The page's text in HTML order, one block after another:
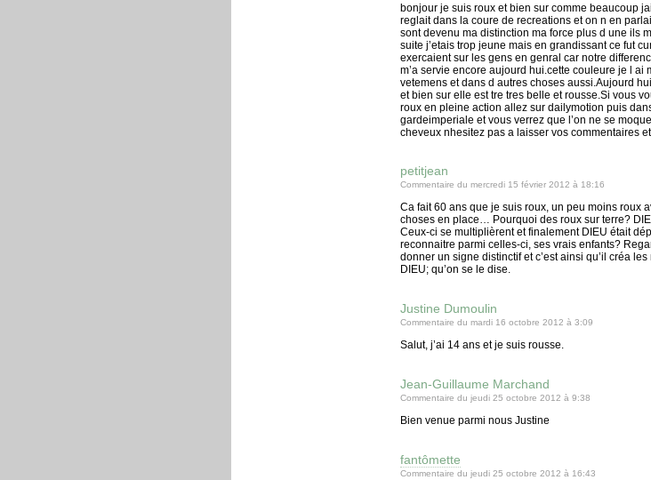
bonjour je suis roux et bien sur comme beaucoup
reglait dans la coure de recreations et on n en
sont devenu ma distinction ma force plus d une ils
suite j’etais trop jeune mais en grandissant ce fut
exercaient sur les gens en genral car notre
m’a servie encore aujourd hui.cette couleure je l ai
vetemens et dans d autres choses aussi.Aujourd
et bien sur elle est tre tres belle et rousse.Si vous
roux en pleine action allez sur dailymotion puis
gardeimperiale et vous verrez que l’on ne se
cheveux nhesitez pas a laisser vos commentaires
petitjean
Commentaire du mercredi 15 février 2012 à 18:16
Ca fait 60 ans que je suis roux, un peu moins roux
choses en place… Pourquoi des roux sur terre?
Ceux-ci se multiplièrent et finalement DIEU était
reconnaitre parmi celles-ci, ses vrais enfants?
donner un signe distinctif et c’est ainsi qu’il créa
DIEU; qu’on se le dise.
Justine Dumoulin
Commentaire du mardi 16 octobre 2012 à 3:09
Salut, j’ai 14 ans et je suis rousse.
Jean-Guillaume Marchand
Commentaire du jeudi 25 octobre 2012 à 9:38
Bien venue parmi nous Justine
fantômette
Commentaire du jeudi 25 octobre 2012 à 16:43